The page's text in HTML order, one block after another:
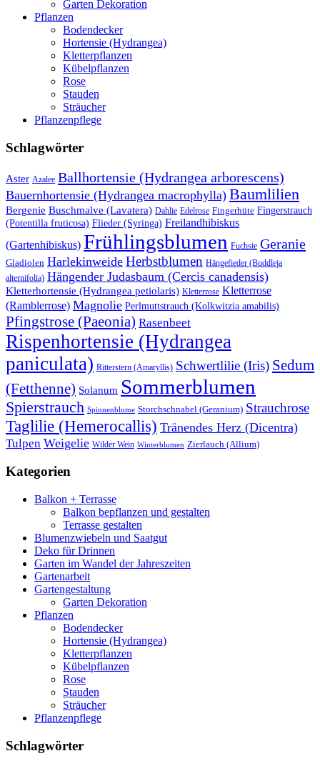
Garten Dekoration
Pflanzen
Bodendecker
Hortensie (Hydrangea)
Kletterpflanzen
Kübelpflanzen
Rose
Stauden
Sträucher
Pflanzenpflege
Schlagwörter
Aster Azalee Ballhortensie (Hydrangea arborescens)
Bauernhortensie (Hydrangea macrophylla) Baumlilien
Bergenie Buschmalve (Lavatera) Dahlie Edelrose Fingerhüte Fingerstrauch
(Potentilla fruticosa) Flieder (Syringa) Freilandhibiskus
(Gartenhibiskus) Frühlingsblumen Fuchsie Geranie
Gladiolen Harlekinweide Herbstblumen Hängefieder (Buddleja
alternifolia) Hängender Judasbaum (Cercis canadensis)
Kletterhortensie (Hydrangea petiolaris) Kletterrose Kletterrose
(Ramblerrose) Magnolie Perlmuttstrauch (Kolkwitzia amabilis)
Pfingstrose (Paeonia) Rasenbeet
Rispenhortensie (Hydrangea
paniculata) Ritterstern (Amaryllis) Schwertlilie (Iris) Sedum
(Fetthenne) Solanum Sommerblumen
Spierstrauch Spinnenblume Storchschnabel (Geranium) Strauchrose
Taglilie (Hemerocallis) Tränendes Herz (Dicentra)
Tulpen Weigelie Wilder Wein Winterblumen Zierlauch (Allium)
Kategorien
Balkon + Terrasse
Balkon bepflanzen und gestalten
Terrasse gestalten
Blumenzwiebeln und Saatgut
Deko für Drinnen
Garten im Wandel der Jahreszeiten
Gartenarbeit
Gartengestaltung
Garten Dekoration
Pflanzen
Bodendecker
Hortensie (Hydrangea)
Kletterpflanzen
Kübelpflanzen
Rose
Stauden
Sträucher
Pflanzenpflege
Schlagwörter